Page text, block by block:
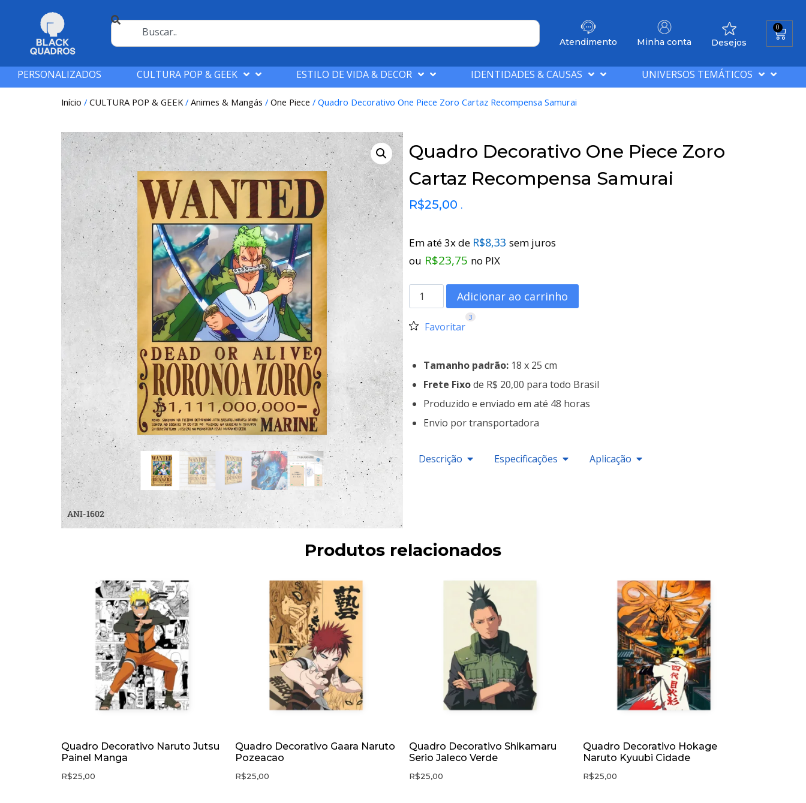
Atendimento Minha conta Desejos
0
PERSONALIZADOS CULTURA POP & GEEK ESTILO DE VIDA & DECOR IDENTIDADES & CAUSAS UNIVERSOS TEMÁTICOS
Início / CULTURA POP & GEEK/ Animes & Mangás / One Piece / Quadro Decorativo One Piece Zoro Cartaz Recompensa Samurai
ANI-1602
Quadro Decorativo One Piece Zoro
Cartaz Recompensa Samurai
R$25,00 .
Em até 3x de R$8,33 sem juros
ou R$23,75 no PIX
Adicionar ao carrinho
Favoritar
3
Tamanho padrão: 18 x 25 cm
Frete Fixode R$ 20,00 para todo Brasil
Produzido e enviado em até 48 horas
Envio por transportadora
Descrição Especificações Aplicação
Produtos relacionados
Quadro Decorativo Naruto Jutsu
Painel Manga
R$25,00
Quadro Decorativo Gaara Naruto
Pozeacao
R$25,00
Quadro Decorativo Shikamaru
Serio Jaleco Verde
R$25,00
Quadro Decorativo Hokage
Naruto Kyuubi Cidade
R$25,00